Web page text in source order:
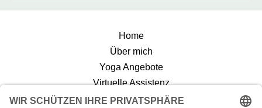
Home
Über mich
Yoga Angebote
Virtuelle Assistenz
Reiseblog